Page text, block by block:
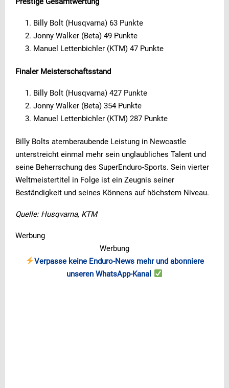
Billy Bolt (Husqvarna) 63 Punkte
Jonny Walker (Beta) 49 Punkte
Manuel Lettenbichler (KTM) 47 Punkte
Finaler Meisterschaftsstand
Billy Bolt (Husqvarna) 427 Punkte
Jonny Walker (Beta) 354 Punkte
Manuel Lettenbichler (KTM) 287 Punkte
Billy Bolts atemberaubende Leistung in Newcastle
unterstreicht einmal mehr sein unglaubliches Talent und
seine Beherrschung des SuperEnduro-Sports. Sein vierter
Weltmeistertitel in Folge ist ein Zeugnis seiner
Beständigkeit und seines Könnens auf höchstem Niveau.
Quelle: Husqvarna, KTM
Werbung
Werbung
Verpasse keine Enduro-News mehr und abonniere
unseren WhatsApp-Kanal